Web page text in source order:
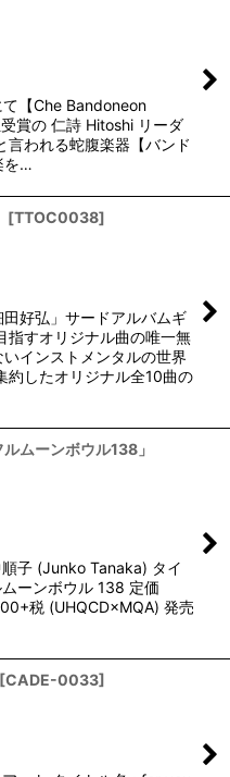
【Che Bandoneon
賞の 仁詩 Hitoshi リーダ
言われる蛇腹楽器【バンド
を…
[TTOC0038]
好弘」サードアルバムギ
指すオリジナル曲の唯一無
インストメンタルの世界
約したオリジナル全10曲の
ムーンボウル138」
子 (Junko Tanaka) タイ
ーンボウル 138 定価
税 (UHQCD×MQA) 発売
[CADE-0033]